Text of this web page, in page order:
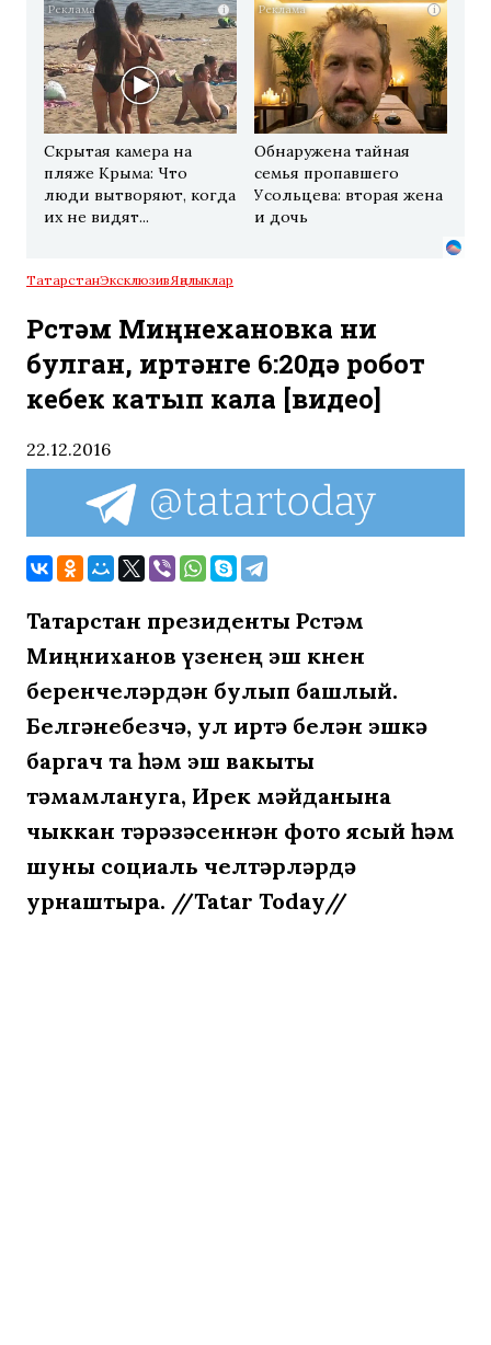
i
Скрытая камера на
пляже Крыма: Что
люди вытворяют, когда
их не видят...
i
Обнаружена тайная
семья пропавшего
Усольцева: вторая жена
и дочь
ТатарстанЭксклюзивЯңалыклар
Рөстәм Миңнехановка ни
булган, иртәнге 6:20дә робот
кебек катып кала [видео]
22.12.2016
Татарстан президенты Рөстәм
Миңниханов үзенең эш көнен
беренчеләрдән булып башлый.
Белгәнебезчә, ул иртә белән эшкә
баргач та һәм эш вакыты
тәмамлануга, Ирек мәйданына
чыккан тәрәзәсеннән фото ясый һәм
шуны социаль челтәрләрдә
урнаштыра. //Tatar Today//